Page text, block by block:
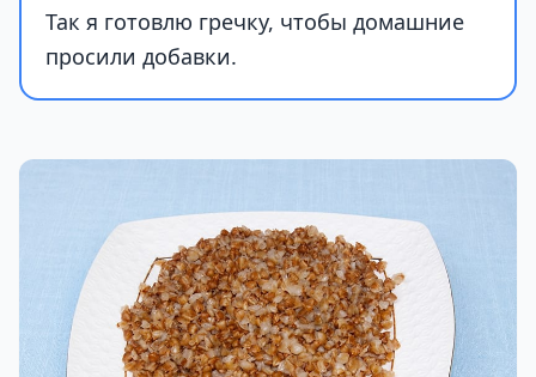
Так я готовлю гречку, чтобы домашние
просили добавки.